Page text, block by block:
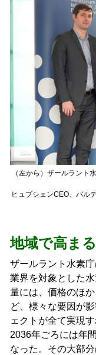
（左から）ザールラント
ヒュプシェンCEO、バル
地域で高ま
ザールラント水素
業界を対象とした
量には、価格のほ
ど、様々な要因が
ェクトが全て実現
2036年ごろには年
なった。その大部